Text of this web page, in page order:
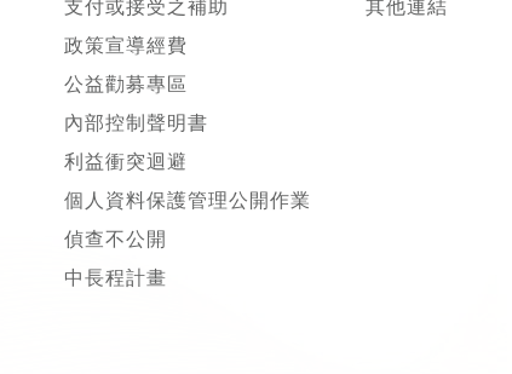
支付或接受之補助
政策宣導經費
公益勸募專區
內部控制聲明書
利益衝突迴避
個人資料保護管理公開作業
偵查不公開
中長程計畫
其他連結